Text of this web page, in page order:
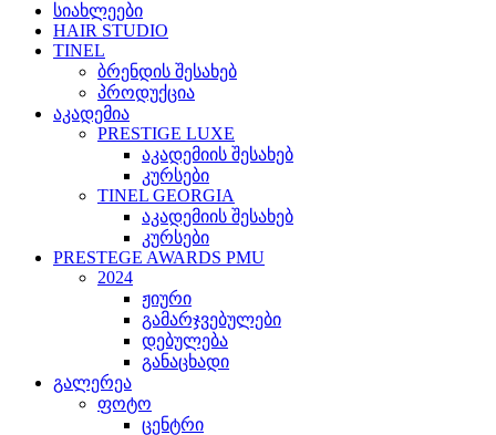
სიახლეები
HAIR STUDIO
TINEL
ბრენდის შესახებ
პროდუქცია
აკადემია
PRESTIGE LUXE
აკადემიის შესახებ
კურსები
TINEL GEORGIA
აკადემიის შესახებ
კურსები
PRESTEGE AWARDS PMU
2024
ჟიური
გამარჯვებულები
დებულება
განაცხადი
გალერეა
ფოტო
ცენტრი